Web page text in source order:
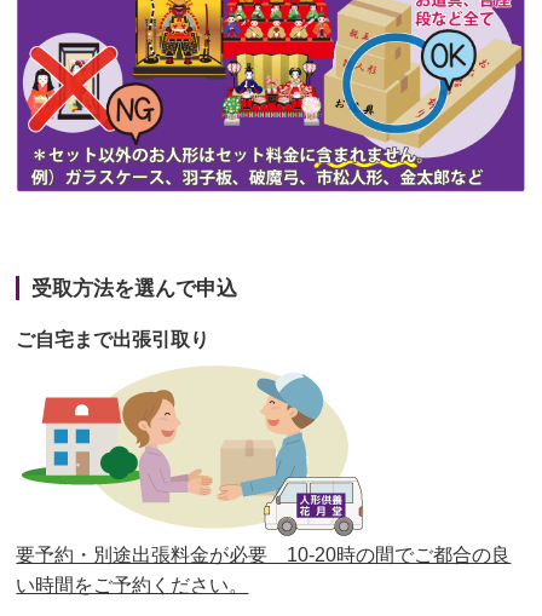
第46回人形供養祭 令和3年9月13日(月)
第45回人形供養祭令和3年7月12日(月)
第44回人形供養祭令和3年6月3日(木)
第43回人形供養祭令和3年4月23日(金)
第39回人形供養祭令和2年10月22日(木)
第38回人形供養祭 令和2年8月26日(水)
第37回人形供養祭 令和2年6月8日(月)
第36回人形供養祭 令和2年4月16日(木)
第35回人形供養祭令和2年2月13日(木)
受取方法を選んで申込
ご自宅まで出張引取り
要予約・別途出張料金が必要 10-20時の間でご都合の良
い時間をご予約ください。